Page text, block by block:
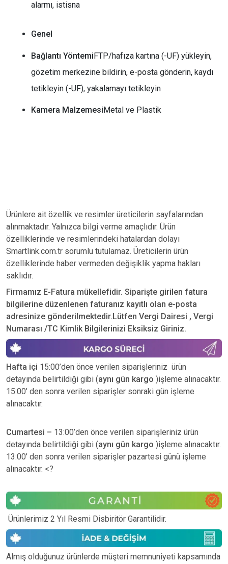
alarmı, istisna
Genel
Bağlantı YöntemiFTP/hafıza kartına (-UF) yükleyin,
gözetim merkezine bildirin, e-posta gönderin, kaydı
tetikleyin (-UF), yakalamayı tetikleyin
Kamera Malzemesi Metal ve Plastik
Ürünlere ait özellik ve resimler üreticilerin sayfalarından
alınmaktadır. Yalnızca bilgi verme amaçlıdır. Ürün
özelliklerinde ve resimlerindeki hatalardan dolayı
Smartlink.com.tr sorumlu tutulamaz. Üreticilerin ürün
özelliklerinde haber vermeden değişiklik yapma hakları
saklıdır.
Firmamız E-Fatura mükellefidir. Siparişte girilen fatura
bilgilerine düzenlenen faturanız kayıtlı olan e-posta
adresinize gönderilmektedir.Lütfen Vergi Dairesi , Vergi
Numarası /TC Kimlik Bilgilerinizi Eksiksiz Giriniz.
Hafta içi 15:00’den önce verilen siparişleriniz ürün
detayında belirtildiği gibi (aynı gün kargo )işleme alınacaktır.
15:00’ den sonra verilen siparişler sonraki gün işleme
alınacaktır.
Cumartesi – 13:00’den önce verilen siparişleriniz ürün
detayında belirtildiği gibi (aynı gün kargo )işleme alınacaktır.
13:00’ den sonra verilen siparişler pazartesi günü işleme
alınacaktır. <?
Ürünlerimiz 2 Yıl Resmi Disbiritör Garantilidir.
Almış olduğunuz ürünlerde müşteri memnuniyeti kapsamında